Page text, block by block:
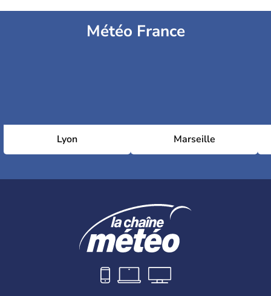
Météo France
Lyon Marseille